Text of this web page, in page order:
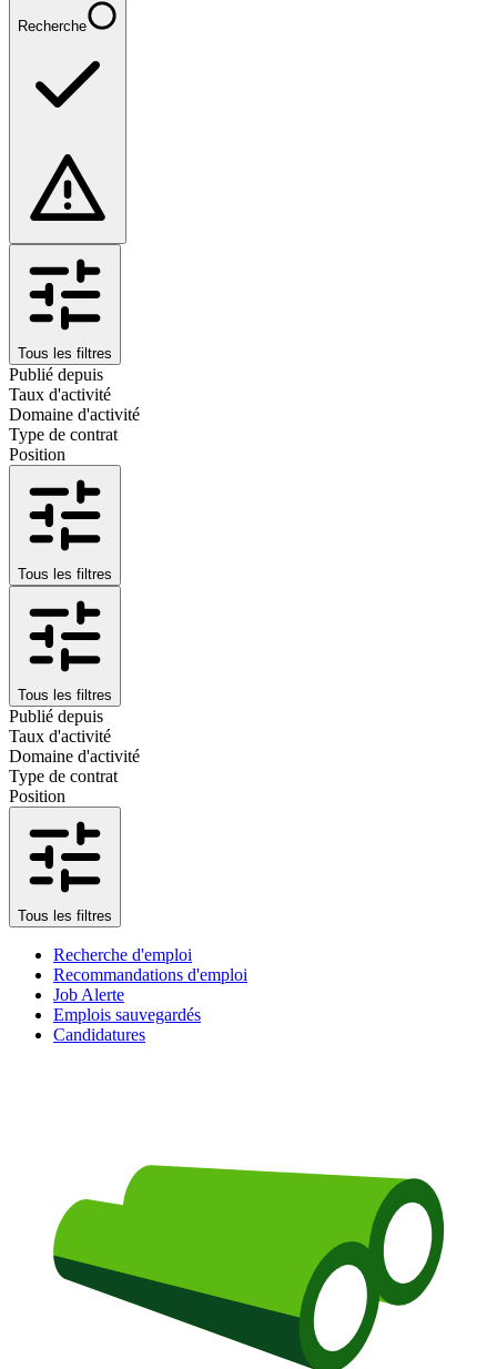
Recherche
Tous les filtres
Publié depuis
Taux d'activité
Domaine d'activité
Type de contrat
Position
Tous les filtres
Tous les filtres
Publié depuis
Taux d'activité
Domaine d'activité
Type de contrat
Position
Tous les filtres
Recherche d'emploi
Recommandations d'emploi
Job Alerte
Emplois sauvegardés
Candidatures